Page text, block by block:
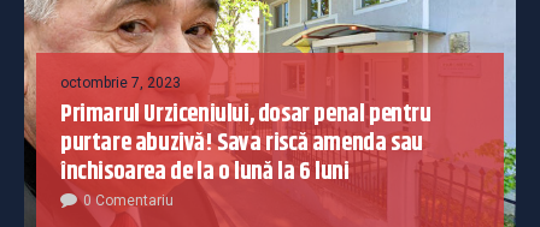
octombrie 7, 2023
Primarul Urziceniului, dosar penal pentru
purtare abuzivă! Sava riscă amenda sau
închisoarea de la o lună la 6 luni
0 Comentariu